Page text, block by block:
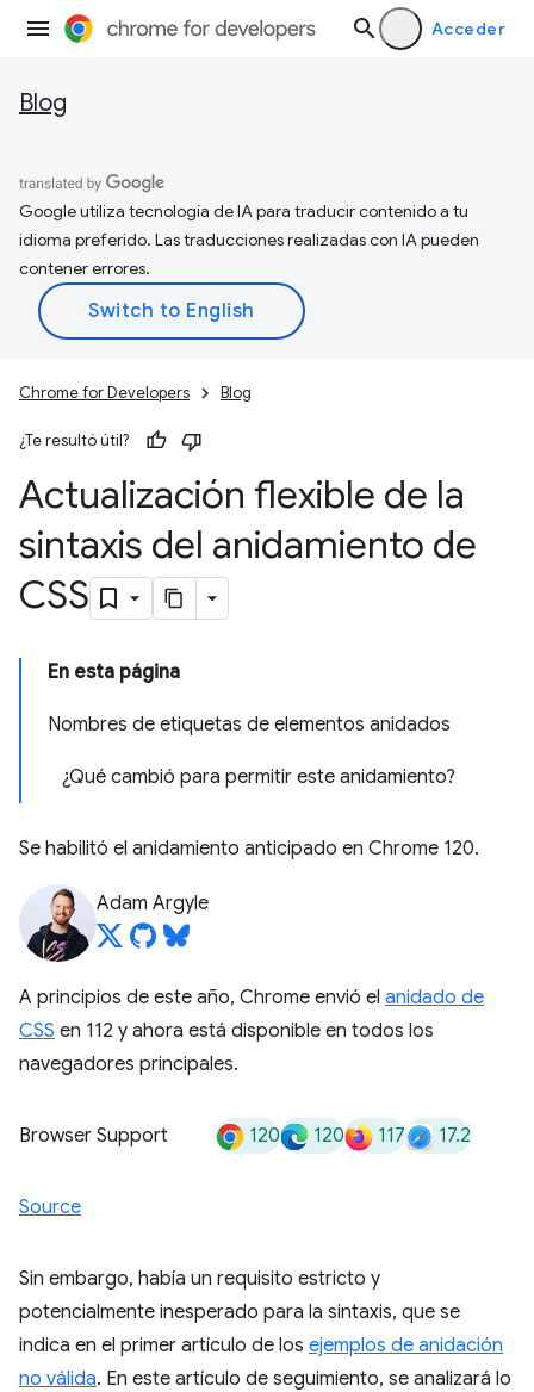
Acceder
Blog
Google utiliza tecnología de IA para traducir contenido a tu
idioma preferido. Las traducciones realizadas con IA pueden
contener errores.
Chrome for Developers Blog
¿Te resultó útil?
Actualización flexible de la
sintaxis del anidamiento de
CSS
En esta página
Nombres de etiquetas de elementos anidados
¿Qué cambió para permitir este anidamiento?
Se habilitó el anidamiento anticipado en Chrome 120.
Adam Argyle
A principios de este año, Chrome envió el anidado de
CSS en 112 y ahora está disponible en todos los
navegadores principales.
Browser Support 120 120 117 17.2
Source
Sin embargo, había un requisito estricto y
potencialmente inesperado para la sintaxis, que se
indica en el primer artículo de los ejemplos de anidación
no válida. En este artículo de seguimiento, se analizará lo